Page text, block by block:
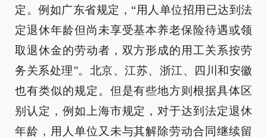
定。例如广东省规定，“用人单位招用已达到法
定退休年龄但尚未享受基本养老保险待遇或领
取退休金的劳动者，双方形成的用工关系按劳
务关系处理”。北京、江苏、浙江、四川和安徽
也有类似的规定。但是有些地方则根据具体区
别认定，例如上海市规定，对于达到法定退休
年龄，用人单位又未与其解除劳动合同继续留